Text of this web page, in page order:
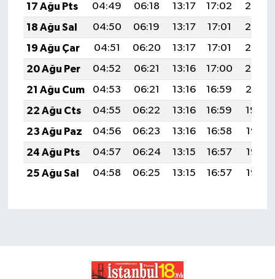
17 Ağu Pts
04:49 06:18 13:17 17:02
20:06
18 Ağu Sal
04:50 06:19 13:17 17:01
20:05
19 Ağu Çar
04:51 06:20 13:17 17:01
20:03
20 Ağu Per
04:52 06:21 13:16 17:00
20:02
21 Ağu Cum
04:53 06:21 13:16 16:59
20:01
22 Ağu Cts
04:55 06:22 13:16 16:59
19:59
23 Ağu Paz
04:56 06:23 13:16 16:58
19:58
24 Ağu Pts
04:57 06:24 13:15 16:57
19:57
25 Ağu Sal
04:58 06:25 13:15 16:57 19:55